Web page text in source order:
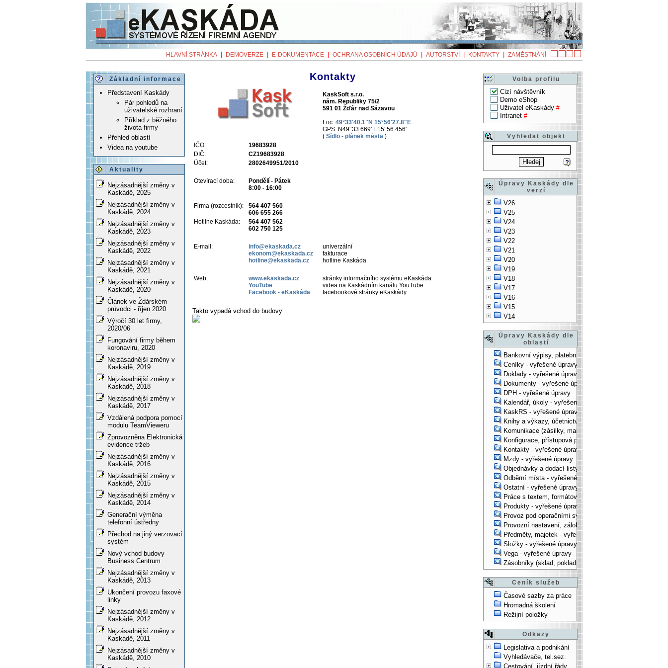
HLAVNÍ STRÁNKA DEMOVERZE E-DOKUMENTACE OCHRANA OSOBNÍCH ÚDAJŮ AUTORSTVÍ KONTAKTY ZAMĚSTNÁNÍ
Základní informace
Představení Kaskády
Pár pohledů na
uživatelské rozhraní
Příklad z běžného
života firmy
Přehled oblastí
Videa na youtube
Aktuality
Nejzásadnější změny v
Kaskádě, 2025
Nejzásadnější změny v
Kaskádě, 2024
Nejzásadnější změny v
Kaskádě, 2023
Nejzásadnější změny v
Kaskádě, 2022
Nejzásadnější změny v
Kaskádě, 2021
Nejzásadnější změny v
Kaskádě, 2020
Článek ve Ždárském
průvodci - říjen 2020
Výročí 30 let firmy,
2020/06
Fungování firmy během
koronaviru, 2020
Nejzásadnější změny v
Kaskádě, 2019
Nejzásadnější změny v
Kaskádě, 2018
Nejzásadnější změny v
Kaskádě, 2017
Vzdálená podpora pomocí
modulu TeamVieweru
Zprovozněna Elektronická
evidence tržeb
Nejzásadnější změny v
Kaskádě, 2016
Nejzásadnější změny v
Kaskádě, 2015
Nejzásadnější změny v
Kaskádě, 2014
Generační výměna
telefonní ústředny
Přechod na jiný verzovací
systém
Nový vchod budovy
Business Centrum
Nejzásadnější změny v
Kaskádě, 2013
Ukončení provozu faxové
linky
Nejzásadnější změny v
Kaskádě, 2012
Nejzásadnější změny v
Kaskádě, 2011
Nejzásadnější změny v
Kaskádě, 2010
Volba profilu
Cizí návštěvník
Demo eShop
Uživatel eKaskády #
Intranet #
Vyhledat objekt
Úpravy Kaskády dle
verzí
V26
V25
V24
V23
V22
V21
V20
V19
V18
V17
V16
V15
V14
Úpravy Kaskády dle
oblastí
Bankovní výpisy, platební příkazy - vyřešené úpravy
Ceníky - vyřešené úpravy
Doklady - vyřešené úpravy
Dokumenty - vyřešené úpravy
DPH - vyřešené úpravy
Kalendář, úkoly - vyřešené úpravy
KaskRS - vyřešené úpravy
Knihy a výkazy, účetnictví - vyřešené úpravy
Komunikace (zásilky, mail-systém, ...) - vyřešené úpravy
Konfigurace, přístupová práva, ... - vyřešené úpravy
Kontakty - vyřešené úpravy
Mzdy - vyřešené úpravy
Objednávky a dodací listy - vyřešené úpravy
Odběrní místa - vyřešené úpravy
Ostatní - vyřešené úpravy
Práce s textem, formátování, ... - vyřešené úpravy
Produkty - vyřešené úpravy
Provoz pod operačními systémy, technologické věci -
Provozní nastavení, zálohování, instalace, ... -
Předměty, majetek - vyřešené úpravy
Složky - vyřešené úpravy
Vega - vyřešené úpravy
Zásobníky (sklad, pokladna, bank. účet) - vyřešené
Ceník služeb
Časové sazby za práce
Hromadná školení
Režijní položky
Odkazy
Legislativa a podnikání
Vyhledávače, tel.sez.
Cestování, jízdní řády
Kontakty
KaskSoft s.r.o.
nám. Republiky 75/2
591 01 Žďár nad Sázavou
Loc: 49°33'40.1"N 15°56'27.8"E
GPS: N49°33.669' E15°56.456'
( Sídlo - plánek města )
IČO:
19683928
DIČ:
CZ19683928
Účet:
2802649951/2010
Otevírací doba:
Pondělí - Pátek
8:00 - 16:00
Firma (rozcestník):
564 407 560
606 655 266
Hotline Kaskáda:
564 407 562
602 750 125
E-mail:
info@ekaskada.cz
ekonom@ekaskada.cz
hotline@ekaskada.cz
univerzální
fakturace
hotline Kaskáda
Web:
www.ekaskada.cz
YouTube
Facebook - eKaskáda
stránky informačního systému eKaskáda
videa na Kaskádním kanálu YouTube
facebookové stránky eKaskády
Takto vypadá vchod do budovy